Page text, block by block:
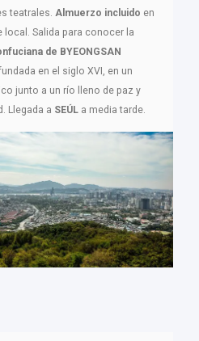
teatrales. Almuerzo incluido en
local. Salida para conocer la
de BYEONGSAN
fundada en el siglo XVI, en un
junto a un río lleno de paz y
Llegada a SEÚL a media tarde.